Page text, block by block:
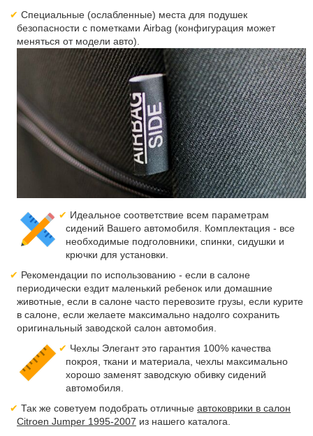
Специальные (ослабленные) места для подушек
безопасности с пометками Airbag (конфигурация может
меняться от модели авто).
Идеальное соответствие всем параметрам
сидений Вашего автомобиля. Комплектация - все
необходимые подголовники, спинки, сидушки и
крючки для установки.
Рекомендации по использованию - если в салоне
периодически ездит маленький ребенок или домашние
животные, если в салоне часто перевозите грузы, если курите
в салоне, если желаете максимально надолго сохранить
оригинальный заводской салон автомобия.
Чехлы Элегант это гарантия 100% качества
покроя, ткани и материала, чехлы максимально
хорошо заменят заводскую обивку сидений
автомобиля.
Так же советуем подобрать отличныеавтоковрики в салон
Citroen Jumper 1995-2007 из нашего каталога.